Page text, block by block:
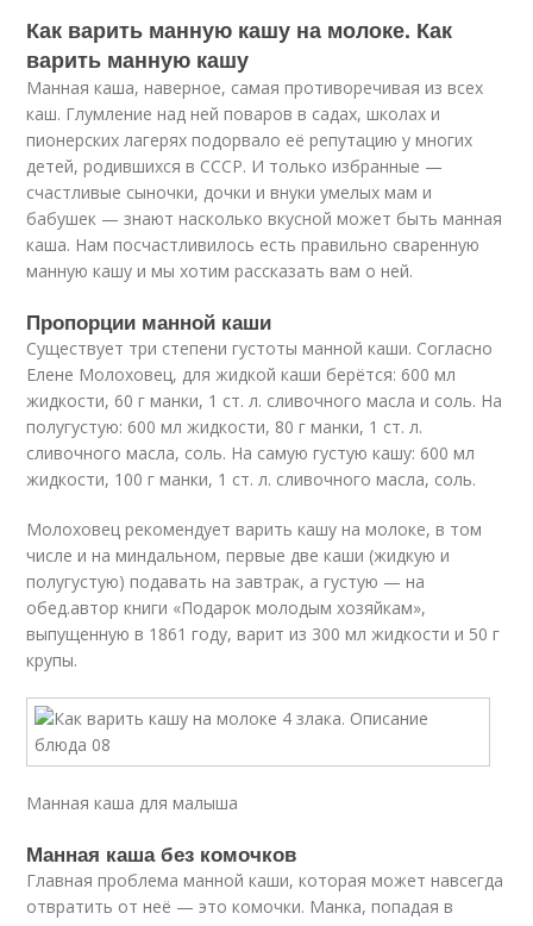
Как варить манную кашу на молоке. Как
варить манную кашу
Манная каша, наверное, самая противоречивая из всех
каш. Глумление над ней поваров в садах, школах и
пионерских лагерях подорвало её репутацию у многих
детей, родившихся в СССР. И только избранные —
счастливые сыночки, дочки и внуки умелых мам и
бабушек — знают насколько вкусной может быть манная
каша. Нам посчастливилось есть правильно сваренную
манную кашу и мы хотим рассказать вам о ней.
Пропорции манной каши
Существует три степени густоты манной каши. Согласно
Елене Молоховец, для жидкой каши берётся: 600 мл
жидкости, 60 г манки, 1 ст. л. сливочного масла и соль. На
полугустую: 600 мл жидкости, 80 г манки, 1 ст. л.
сливочного масла, соль. На самую густую кашу: 600 мл
жидкости, 100 г манки, 1 ст. л. сливочного масла, соль.
Молоховец рекомендует варить кашу на молоке, в том
числе и на миндальном, первые две каши (жидкую и
полугустую) подавать на завтрак, а густую — на
обед.автор книги «Подарок молодым хозяйкам»,
выпущенную в 1861 году, варит из 300 мл жидкости и 50 г
крупы.
Манная каша для малыша
Манная каша без комочков
Главная проблема манной каши, которая может навсегда
отвратить от неё — это комочки. Манка, попадая в